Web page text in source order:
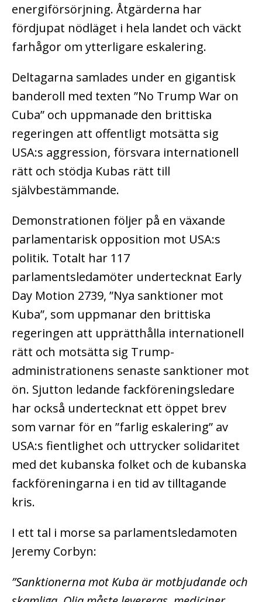
energiförsörjning. Åtgärderna har
fördjupat nödläget i hela landet och väckt
farhågor om ytterligare eskalering.
Deltagarna samlades under en gigantisk
banderoll med texten ”No Trump War on
Cuba” och uppmanade den brittiska
regeringen att offentligt motsätta sig
USA:s aggression, försvara internationell
rätt och stödja Kubas rätt till
självbestämmande.
Demonstrationen följer på en växande
parlamentarisk opposition mot USA:s
politik. Totalt har 117
parlamentsledamöter undertecknat Early
Day Motion 2739, ”Nya sanktioner mot
Kuba”, som uppmanar den brittiska
regeringen att upprätthålla internationell
rätt och motsätta sig Trump-
administrationens senaste sanktioner mot
ön. Sjutton ledande fackföreningsledare
har också undertecknat ett öppet brev
som varnar för en ”farlig eskalering” av
USA:s fientlighet och uttrycker solidaritet
med det kubanska folket och de kubanska
fackföreningarna i en tid av tilltagande
kris.
I ett tal i morse sa parlamentsledamoten
Jeremy Corbyn:
”Sanktionerna mot Kuba är motbjudande och